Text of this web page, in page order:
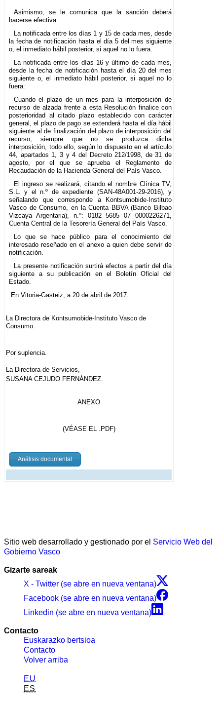
Asimismo, se le comunica que la sanción deberá
hacerse efectiva:
La notificada entre los días 1 y 15 de cada mes, desde
la fecha de notificación hasta el día 5 del mes siguiente
o, el inmediato hábil posterior, si aquel no lo fuera.
La notificada entre los días 16 y último de cada mes,
desde la fecha de notificación hasta el día 20 del mes
siguiente o, el inmediato hábil posterior, si aquel no lo
fuera:
Cuando el plazo de un mes para la interposición de
recurso de alzada frente a esta Resolución finalice con
posterioridad al citado plazo establecido con carácter
general, el plazo de pago se extenderá hasta el día hábil
siguiente al de finalización del plazo de interposición del
recurso, siempre que no se produzca dicha
interposición, todo ello, según lo dispuesto en el artículo
44, apartados 1, 3 y 4 del Decreto 212/1998, de 31 de
agosto, por el que se aprueba el Reglamento de
Recaudación de la Hacienda General del País Vasco.
El ingreso se realizará, citando el nombre Clínica TV,
S.L. y el n.º de expediente (SAN-48A001-29-2016), y
señalando que corresponde a Kontsumobide-Instituto
Vasco de Consumo, en la Cuenta BBVA (Banco Bilbao
Vizcaya Argentaria), n.º: 0182 5685 07 0000226271,
Cuenta Central de la Tesorería General del País Vasco.
Lo que se hace público para el conocimiento del
interesado reseñado en el anexo a quien debe servir de
notificación.
La presente notificación surtirá efectos a partir del día
siguiente a su publicación en el Boletín Oficial del
Estado.
En Vitoria-Gasteiz, a 20 de abril de 2017.
La Directora de Kontsumobide-Instituto Vasco de
Consumo.
Por suplencia.
La Directora de Servicios,
SUSANA CEJUDO FERNÁNDEZ.
ANEXO
(VÉASE EL .PDF)
Análisis documental
Sitio web desarrollado y gestionado por el Servicio Web del
Gobierno Vasco
Gizarte sareak
X - Twitter (se abre en nueva ventana)
Facebook (se abre en nueva ventana)
Linkedin (se abre en nueva ventana)
Contacto
Euskarazko bertsioa
Contacto
Volver arriba
EU
ES